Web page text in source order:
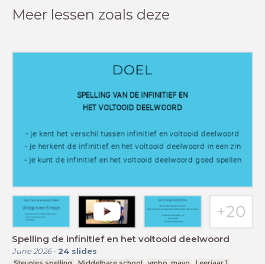
Meer lessen zoals deze
Spelling de infinitief en het voltooid deelwoord
June 2026- 24 slides